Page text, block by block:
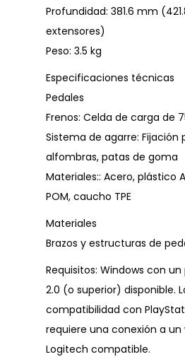
Profundidad: 381.6 mm
extensores)
Peso: 3.5 kg
Especificaciones técnicas
Pedales
Frenos: Celda de carga de
Sistema de agarre: Fijación
alfombras, patas de goma
Materiales:: Acero, plástico
POM, caucho TPE
Materiales
Brazos y estructuras de
Requisitos: Windows con un
2.0 (o superior) disponible.
compatibilidad con
requiere una conexión a un
Logitech compatible.